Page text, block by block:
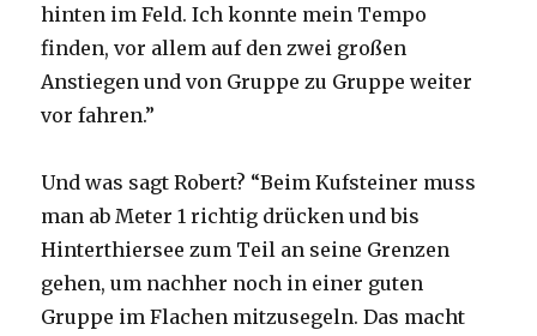
hinten im Feld. Ich konnte mein Tempo
finden, vor allem auf den zwei großen
Anstiegen und von Gruppe zu Gruppe weiter
vor fahren.”
Und was sagt Robert? “Beim Kufsteiner muss
man ab Meter 1 richtig drücken und bis
Hinterthiersee zum Teil an seine Grenzen
gehen, um nachher noch in einer guten
Gruppe im Flachen mitzusegeln. Das macht